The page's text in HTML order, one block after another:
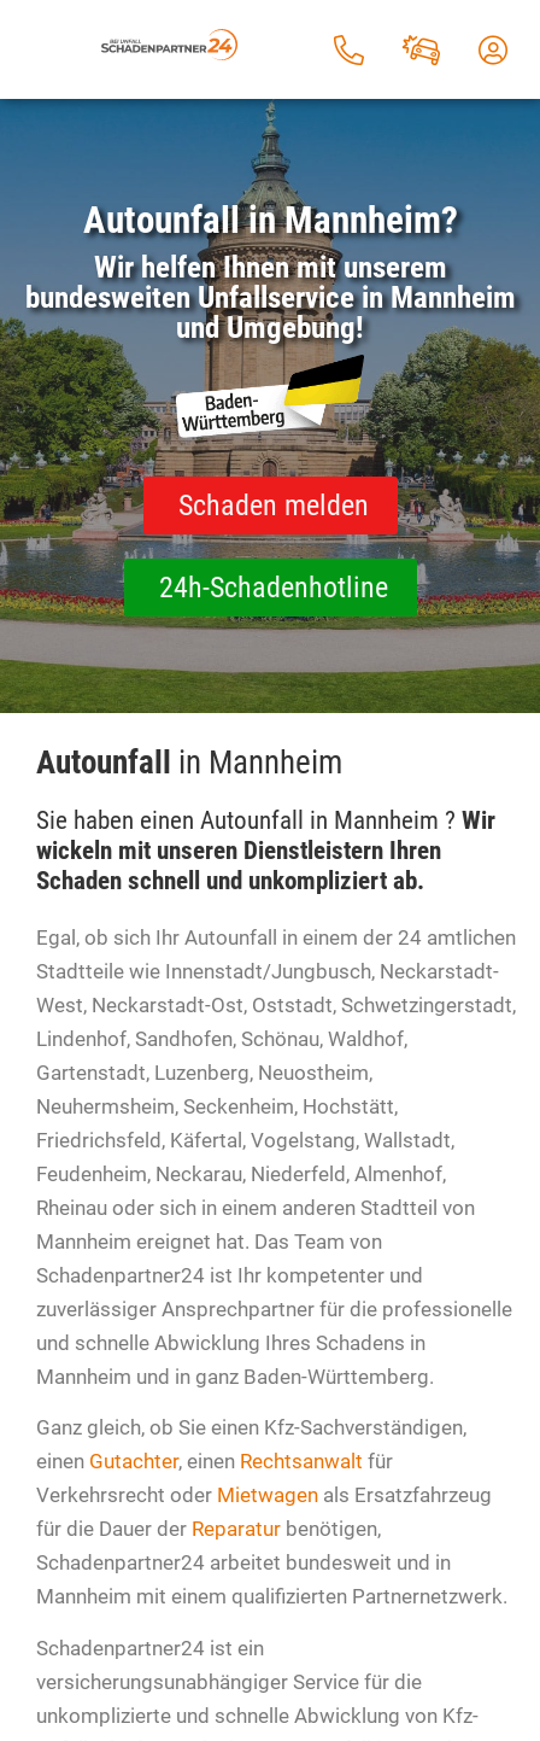
Autounfall in Mannheim?
Wir helfen Ihnen mit unserem
bundesweiten Unfallservice in Mannheim
und Umgebung!
Schaden melden
24h-Schadenhotline
Autounfall in Mannheim
Sie haben einen Autounfall in Mannheim ? Wir
wickeln mit unseren Dienstleistern Ihren
Schaden schnell und unkompliziert ab.
Egal, ob sich Ihr Autounfall in einem der 24 amtlichen
Stadtteile wie Innenstadt/Jungbusch, Neckarstadt-
West, Neckarstadt-Ost, Oststadt, Schwetzingerstadt,
Lindenhof, Sandhofen, Schönau, Waldhof,
Gartenstadt, Luzenberg, Neuostheim,
Neuhermsheim, Seckenheim, Hochstätt,
Friedrichsfeld, Käfertal, Vogelstang, Wallstadt,
Feudenheim, Neckarau, Niederfeld, Almenhof,
Rheinau oder sich in einem anderen Stadtteil von
Mannheim ereignet hat. Das Team von
Schadenpartner24 ist Ihr kompetenter und
zuverlässiger Ansprechpartner für die professionelle
und schnelle Abwicklung Ihres Schadens in
Mannheim und in ganz Baden-Württemberg.
Ganz gleich, ob Sie einen Kfz-Sachverständigen,
einen Gutachter, einen Rechtsanwalt für
Verkehrsrecht oder Mietwagen als Ersatzfahrzeug
für die Dauer der Reparatur benötigen,
Schadenpartner24 arbeitet bundesweit und in
Mannheim mit einem qualifizierten Partnernetzwerk.
Schadenpartner24 ist ein
versicherungsunabhängiger Service für die
unkomplizierte und schnelle Abwicklung von Kfz-